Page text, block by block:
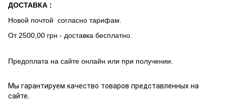
ДОСТАВКА :
Новой почтой согласно тарифам.
От 2500,00 грн - доставка бесплатно.
Предоплата на сайте онлайн или при получении.
Мы гарантируем качество товаров представленных на
сайте.